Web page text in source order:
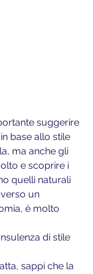
suggerire
base allo stile
ma anche gli
e scoprire i
quelli naturali
un
è molto
di stile
sappi che la